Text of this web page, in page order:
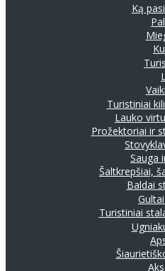
Ką
Turistiniai
Lauko
Prožektoriai ir
Sauga
Šaltkrepšiai,
Baldai
Gultai
Turistiniai